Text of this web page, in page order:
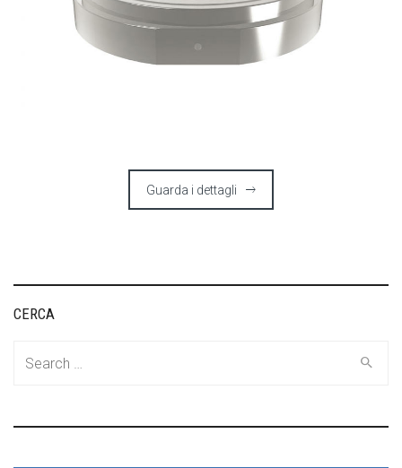
Guarda i dettagli
CERCA